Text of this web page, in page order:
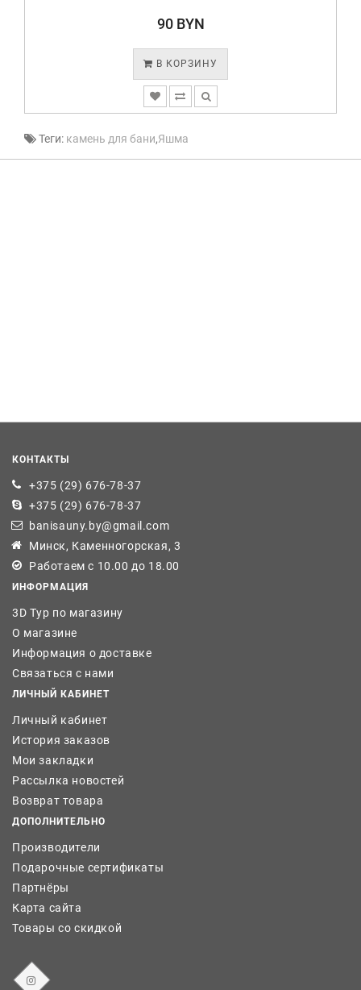
90 BYN
В КОРЗИНУ
Теги: камень для бани,Яшма
КОНТАКТЫ
+375 (29) 676-78-37
+375 (29) 676-78-37
banisauny.by@gmail.com
Минск, Каменногорская, 3
Работаем с 10.00 до 18.00
ИНФОРМАЦИЯ
3D Тур по магазину
О магазине
Информация о доставке
Связаться с нами
ЛИЧНЫЙ КАБИНЕТ
Личный кабинет
История заказов
Мои закладки
Рассылка новостей
Возврат товара
ДОПОЛНИТЕЛЬНО
Производители
Подарочные сертификаты
Партнёры
Карта сайта
Товары со скидкой